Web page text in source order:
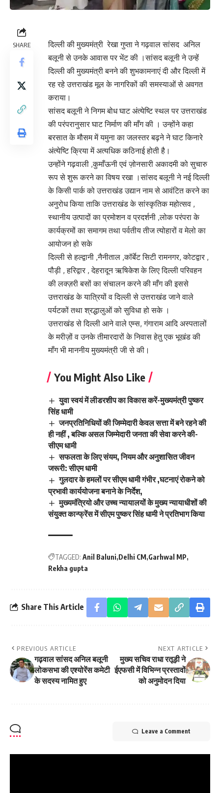
SHARE
दिल्ली की मुख्यमंत्री रेखा गुप्ता ने गढ़वाल सांसद अनिल
बलूनी से उनके आवास पर भेंट की ।सांसद बलूनी ने उन्हें
दिल्ली की मुख्यमंत्री बनने की शुभकामनाएं दी और दिल्ली में
रह रहे उत्तराखंड मूल के नागरिकों की समस्याओं से अवगत
कराया।
सांसद बलूनी ने निगम बोध घाट अंत्येष्टि स्थल पर उत्तराखंड
की परंपरानुसार घाट निर्माण की माँग की । उन्होंने कहा
बरसात के मौसम में यमुना का जलस्तर बढ़ने ने घाट किनारे
अंत्येष्टि क्रिया में अत्यधिक कठिनाई होती है।
उन्होंने गढ़वाली ,कुमाँऊनी एवं ज़ोनसारी अकादमी को सुचारु
रूप से शुरू करने का विषय रखा ।सांसद बलूनी ने नई दिल्ली
के किसी पार्क को उत्तराखंड उद्यान नाम से आवंटित करने का
अनुरोध किया ताकि उत्तराखंड के सांस्कृतिक महोत्सव ,
स्थानीय उत्पादों का प्रमोशन व प्रदर्शनी ,लोक परंपरा के
कार्यक्रमों का समागम तथा पर्वतीय तीज त्योहारों व मेलो का
आयोजन हो सके
दिल्ली से हल्द्वानी ,नैनीताल ,कॉर्बेट सिटी रामनगर, कोटद्वार ,
पौड़ी , हरिद्वार , देहरादून ऋषिकेश के लिए दिल्ली परिवहन
की लक्ज़री बसों का संचालन करने की माँग की इससे
उत्तराखंड के यात्रियों व दिल्ली से उत्तराखंड जाने वाले
पर्यटकों तथा श्रद्धालुओं को सुविधा हो सके ।
उत्तराखंड से दिल्ली आने वाले एम्स, गंगाराम आदि अस्पतालों
के मरीज़ों व उनके तीमारदारों के निवास हेतु एक भूखंड की
माँग भी माननीय मुख्यमंत्री जी से की।
You Might Also Like
युवा स्वयं में लीडरशीप का विकास करें-मुख्यमंत्री पुष्कर
सिंह धामी
जनप्रतिनिधियों की जिम्मेदारी केवल सत्ता में बने रहने की
ही नहीं , बल्कि असल जिम्मेदारी जनता की सेवा करने की-
सीएम धामी
सफलता के लिए संयम, नियम और अनुशासित जीवन
जरूरी: सीएम धामी
गुलदार के हमलों पर सीएम धामी गंभीर ,घटनाएं रोकने को
प्रभावी कार्ययोजना बनाने के निर्देश,
मुख्यमंत्रियो और उच्च न्यायालयों के मुख्य न्यायाधीशों की
संयुक्त कान्फ्रेंस में सीएम पुष्कर सिंह धामी ने प्रतिभाग किया
TAGGED: Anil Baluni Delhi CM Garhwal MP
Rekha gupta
Share This Article
PREVIOUS ARTICLE
गढ़वाल सांसद अनिल बलूनी
लोकसभा की एश्योरेंस कमेटी
के सदस्य नामित हुए
NEXT ARTICLE
मुख्य सचिव राधा रतूड़ी ने
ईएफसी में विभिन्न प्रस्तावों
को अनुमोदन दिया
Leave a Comment